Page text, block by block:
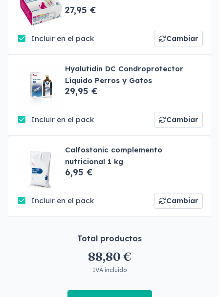
27,95 €
Incluir en el pack Cambiar
Hyalutidin DC Condroprotector
Líquido Perros y Gatos
29,95 €
Incluir en el pack Cambiar
Calfostonic complemento
nutricional 1 kg
6,95 €
Incluir en el pack Cambiar
Total productos
88,80 €
IVA incluido